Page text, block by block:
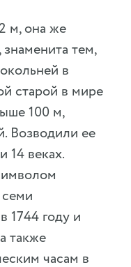
м, она же
тем,
в
старой в мире
100 м,
Возводили ее
14 веках.
1744 году и
также
часам в